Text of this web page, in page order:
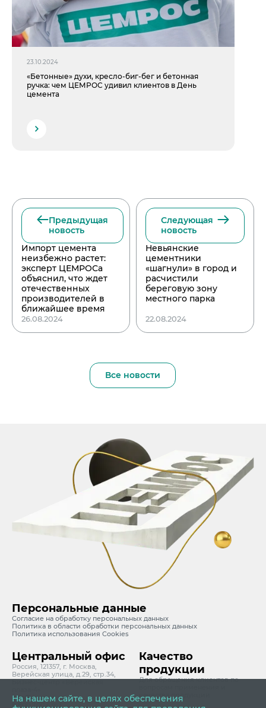
23.10.2024
«Бетонные» духи, кресло-биг-бег и бетонная
ручка: чем ЦЕМРОС удивил клиентов в День
цемента
Предыдущая
новость
Импорт цемента
неизбежно растет:
эксперт ЦЕМРОСа
объяснил, что ждет
отечественных
производителей в
ближайшее время
26.08.2024
Следующая
новость
Невьянские
цементники
«шагнули» в город и
расчистили
береговую зону
местного парка
22.08.2024
Все новости
Персональные данные
Согласие на обработку персональных данных
Политика в области обработки персональных данных
Политика использования Cookies
Центральный офис
Россия, 121357, г. Москва,
Верейская улица, д.29, стр.34,
info@cemros.ru
8 800 700 6363
Качество
продукции
Для обращения клиентов по
качества продукции
На нашем сайте, в целях обеспечения